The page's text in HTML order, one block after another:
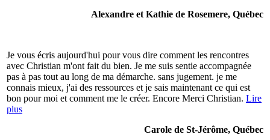
Alexandre et Kathie de Rosemere, Québec
Je vous écris aujourd'hui pour vous dire comment les rencontres
avec Christian m'ont fait du bien. Je me suis sentie accompagnée
pas à pas tout au long de ma démarche. sans jugement. je me
connais mieux, j'ai des ressources et je sais maintenant ce qui est
bon pour moi et comment me le créer. Encore Merci Christian. Lire
plus
Carole de St-Jérôme, Québec